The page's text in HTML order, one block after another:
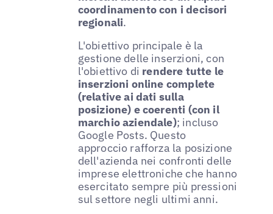
coordinamento con i decisori
regionali.
L'obiettivo principale è la
gestione delle inserzioni, con
l'obiettivo di rendere tutte le
inserzioni online complete
(relative ai dati sulla
posizione) e coerenti (con il
marchio aziendale); incluso
Google Posts. Questo
approccio rafforza la posizione
dell'azienda nei confronti delle
imprese elettroniche che hanno
esercitato sempre più pressioni
sul settore negli ultimi anni.